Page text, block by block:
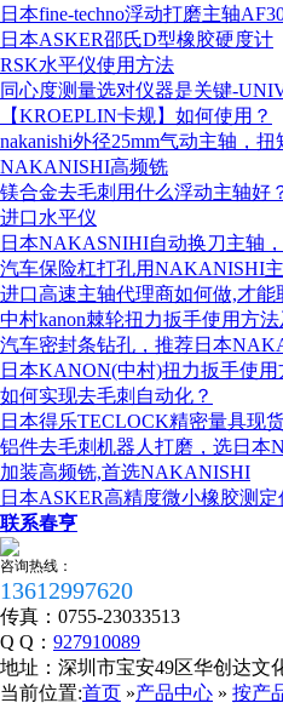
组织机构代码证
日本fine-techno浮动打磨主轴
日本ASKER邵氏D型橡胶硬度计
RSK水平仪使用方法
同心度测量选对仪器是关键-
【KROEPLIN卡规】如何使用？
nakanishi外径25mm气动主轴，扭
NAKANISHI高频铣
镁合金去毛刺用什么浮动主轴好
进口水平仪
日本NAKASNIHI自动换刀主轴
汽车保险杠打孔用NAKANISHI
进口高速主轴代理商如何做,才能
中村kanon棘轮扭力扳手使用方
汽车密封条钻孔，推荐日本
日本KANON(中村)扭力扳手使用
如何实现去毛刺自动化？
日本得乐TECLOCK精密量具现
铝件去毛刺机器人打磨，选日本
加装高频铣,首选NAKANISHI
日本ASKER高精度微小橡胶测定
联系春亨
咨询热线：
13612997620
传真： 0755-23033513
Q Q： 927910089
地址： 深圳市宝安49区华创达文
当前位置:首页 »产品中心 » 按产